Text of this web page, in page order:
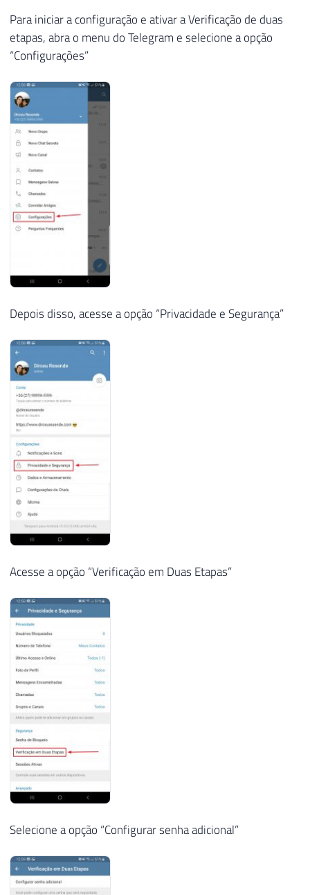
Para iniciar a configuração e ativar a Verificação de duas
etapas, abra o menu do Telegram e selecione a opção
“Configurações”
Depois disso, acesse a opção “Privacidade e Segurança”
Acesse a opção “Verificação em Duas Etapas”
Selecione a opção “Configurar senha adicional”